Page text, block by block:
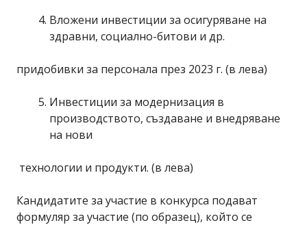
Вложени инвестиции за осигуряване на
здравни, социално-битови и др.
придобивки за персонала през 2023 г. (в лева)
Инвестиции за модернизация в
производството, създаване и внедряване
на нови
технологии и продукти. (в лева)
Кандидатите за участие в конкурса подават
формуляр за участие (по образец), който се